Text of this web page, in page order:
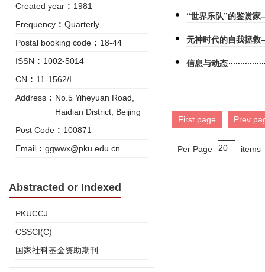
Created year : 1981
Frequency : Quarterly
Postal booking code : 18-44
ISSN : 1002-5014
CN : 11-1562/I
Address : No.5 Yiheyuan Road,
Haidian District, Beijing
Post Code : 100871
Email : ggwwx@pku.edu.cn
Abstracted or Indexed
PKUCCJ
CSSCI(C)
国家社科基金资助期刊
“世界乐队”的鉴赏
无神时代的自我拯
信息与动态
First page Prev
Per Page items